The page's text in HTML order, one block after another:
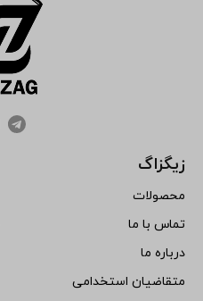
زیگزاگ
محصولات
تماس با ما
درباره ما
متقاضیان استخدامی